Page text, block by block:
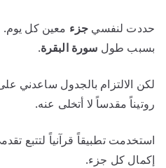
حددت لنفسي جزء معين كل يوم.
بسبب طول سورة البقرة.
لكن الالتزام بالجدول ساعدني
روتيناً مقدساً لا أتخلى عنه.
استخدمت تطبيقاً قرآنياً لتتبع
إكمال كل جزء.